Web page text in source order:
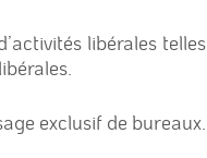
libérales telles
exclusif de bureaux.